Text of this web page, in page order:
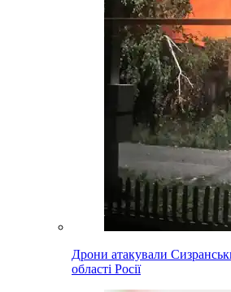
Дрони атакували
області Росії